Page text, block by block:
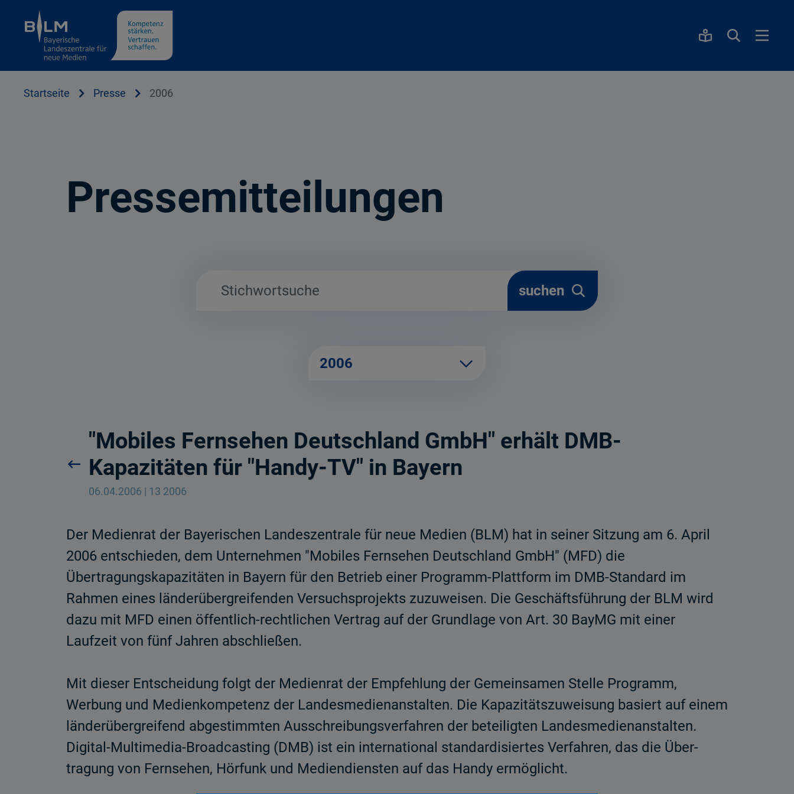
Cookie Hinweis
Startseite Presse 2006
Pressemitteilungen
suchen
2006
"Mobiles Fernsehen Deutschland GmbH" erhält DMB-
Kapazitäten für "Handy-TV" in Bayern
06.04.2006 | 13 2006
Der Medienrat der Bayerischen Landeszentrale für neue Medien (BLM) hat in seiner Sitzung am 6. April
2006 entschieden, dem Unternehmen "Mobiles Fernsehen Deutschland GmbH" (MFD) die
Übertragungskapazitäten in Bayern für den Betrieb einer Programm-Plattform im DMB-Standard im
Rahmen eines länderübergreifen­den Versuchsprojekts zuzuweisen. Die Geschäftsführung der BLM wird
dazu mit MFD einen öffentlich-rechtlichen Vertrag auf der Grundlage von Art. 30 BayMG mit einer
Laufzeit von fünf Jahren abschließen.
Mit dieser Entscheidung folgt der Medienrat der Empfehlung der Gemeinsamen Stelle Programm,
Werbung und Medienkompetenz der Landesmedienanstalten. Die Kapazitätszuweisung basiert auf einem
länderübergreifend abgestimmten Aus­schreibungsverfahren der beteiligten Landesmedienanstalten.
Digital-Multimedia-Broadcasting (DMB) ist ein international standardisiertes Verfahren, das die Über­
tragung von Fernsehen, Hörfunk und Mediendiensten auf das Handy ermöglicht.